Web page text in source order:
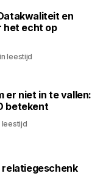
en
het echt op
leestijd
er niet in te vallen:
betekent
leestijd
relatiegeschenk